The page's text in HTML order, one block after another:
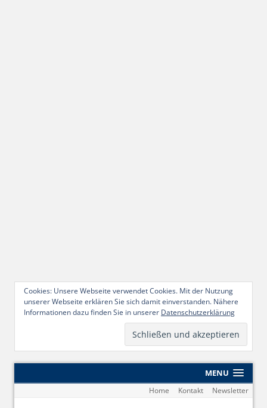
Cookies: Unsere Webseite verwendet Cookies. Mit der Nutzung
unserer Webseite erklären Sie sich damit einverstanden. Nähere
Informationen dazu finden Sie in unserer Datenschutzerklärung
MENU
Home Kontakt Newsletter